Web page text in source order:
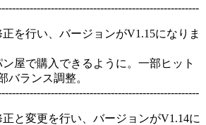
正を行い、バージョンがV1.15になりま
ン屋で購入できるように。一部ヒット
バランス調整。
正と変更を行い、バージョンがV1.14に